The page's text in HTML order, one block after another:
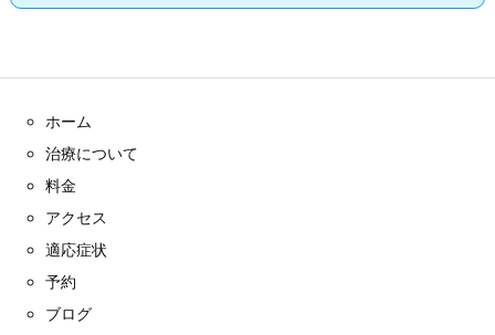
ホーム
治療について
料金
アクセス
適応症状
予約
ブログ